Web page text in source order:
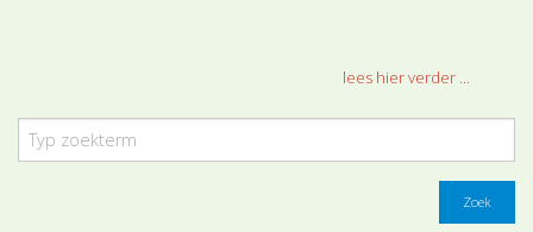
lees hier verder ...
Zoek